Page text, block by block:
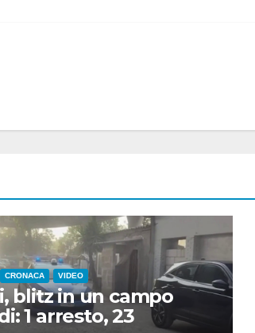
CRONACA VIDEO
blitz in un campo
1 arresto, 23